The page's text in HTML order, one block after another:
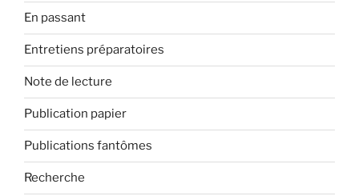
En passant
Entretiens préparatoires
Note de lecture
Publication papier
Publications fantômes
Recherche